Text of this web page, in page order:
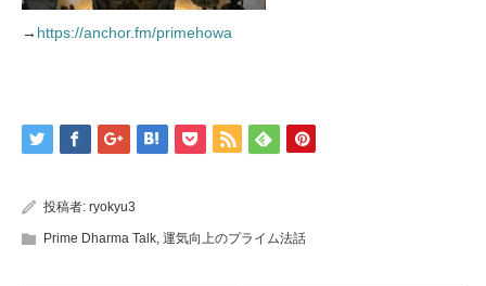
→ https://anchor.fm/primehowa
投稿者: ryokyu3
Prime Dharma Talk, 運気向上のプライム法話